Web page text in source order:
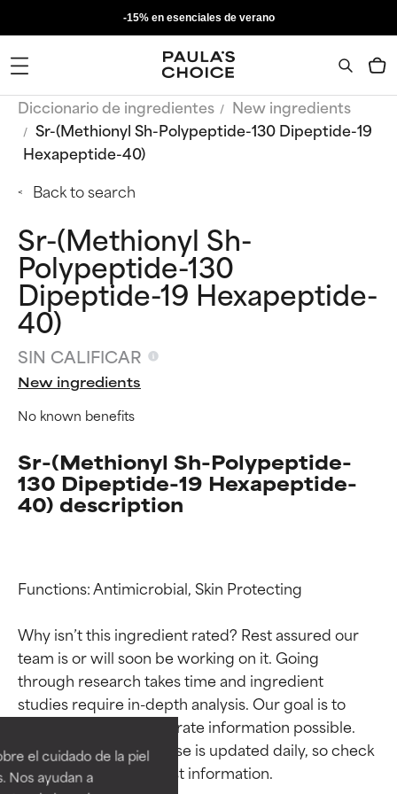
el cuidado de la piel
Nos ayudan a
-15% en esenciales de verano
Diccionario de ingredientes
New ingredients
Sr-(Methionyl Sh-Polypeptide-130 Dipeptide-19
Hexapeptide-40)
Back to search
Sr-(Methionyl Sh-
Polypeptide-130
Dipeptide-19 Hexapeptide-
40)
SIN CALIFICAR
New ingredients
No known benefits
Sr-(Methionyl Sh-Polypeptide-
130 Dipeptide-19 Hexapeptide-
40) description
Functions: Antimicrobial, Skin Protecting
Why isn’t this ingredient rated? Rest assured our
team is or will soon be working on it. Going
through research takes time and ingredient
studies require in-depth analysis. Our goal is to
provide the most accurate information possible.
This ingredient database is updated daily, so check
Calificaciones de
ingredientes
EXCELENTE
Calificaciones de
ingredientes
EXCELENTE